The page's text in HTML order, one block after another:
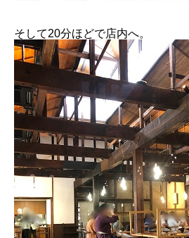
そして20分ほどで店内へ。